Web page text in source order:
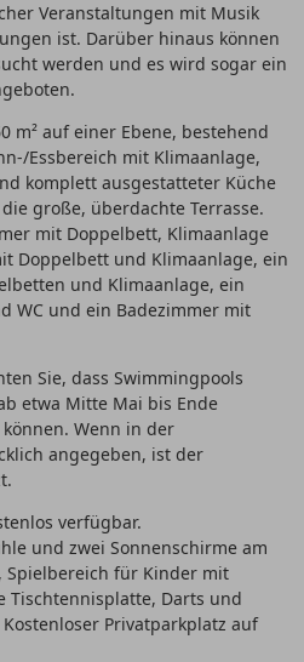
Veranstaltungen mit Musik
ist. Darüber hinaus können
werden und es wird sogar ein
m² auf einer Ebene, bestehend
Essbereich mit Klimaanlage,
komplett ausgestatteter Küche
große, überdachte Terrasse.
mit Doppelbett, Klimaanlage
Doppelbett und Klimaanlage, ein
und Klimaanlage, ein
WC und ein Badezimmer mit
Sie, dass Swimmingpools
etwa Mitte Mai bis Ende
Wenn in der
angegeben, ist der
verfügbar.
und zwei Sonnenschirme am
Spielbereich für Kinder mit
Tischtennisplatte, Darts und
Privatparkplatz auf